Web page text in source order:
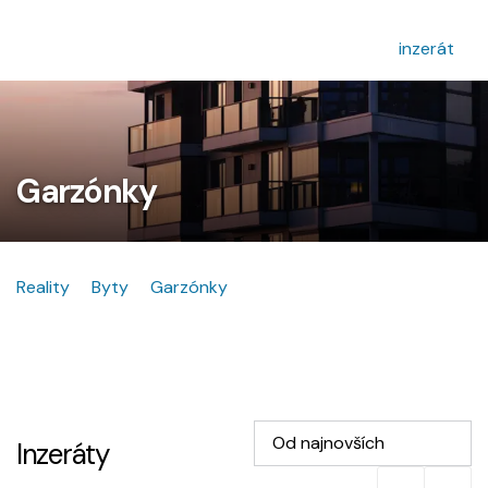
inzerát
Garzónky
Reality Byty Garzónky
Inzeráty Od najnovších